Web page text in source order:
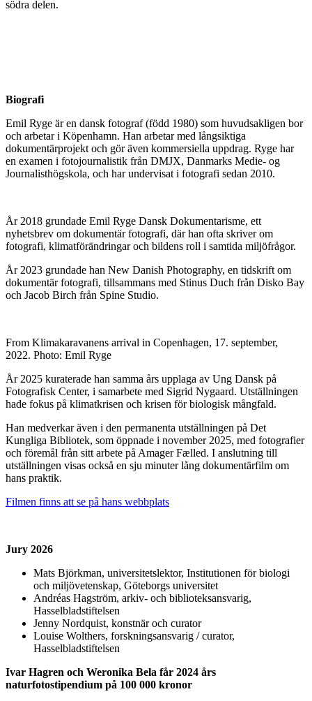
södra delen.
Biografi
Emil Ryge är en dansk fotograf (född 1980) som huvudsakligen bor
och arbetar i Köpenhamn. Han arbetar med långsiktiga
dokumentärprojekt och gör även kommersiella uppdrag. Ryge har
en examen i fotojournalistik från DMJX, Danmarks Medie- og
Journalisthögskola, och har undervisat i fotografi sedan 2010.
År 2018 grundade Emil Ryge Dansk Dokumentarisme, ett
nyhetsbrev om dokumentär fotografi, där han ofta skriver om
fotografi, klimatförändringar och bildens roll i samtida miljöfrågor.
År 2023 grundade han New Danish Photography, en tidskrift om
dokumentär fotografi, tillsammans med Stinus Duch från Disko Bay
och Jacob Birch från Spine Studio.
From Klimakaravanens arrival in Copenhagen, 17. september,
2022. Photo: Emil Ryge
År 2025 kuraterade han samma års upplaga av Ung Dansk på
Fotografisk Center, i samarbete med Sigrid Nygaard. Utställningen
hade fokus på klimatkrisen och krisen för biologisk mångfald.
Han medverkar även i den permanenta utställningen på Det
Kungliga Bibliotek, som öppnade i november 2025, med fotografier
och föremål från sitt arbete på Amager Fælled. I anslutning till
utställningen visas också en sju minuter lång dokumentärfilm om
hans praktik.
Filmen finns att se på hans webbplats
Jury 2026
Mats Björkman, universitetslektor, Institutionen för biologi
och miljövetenskap, Göteborgs universitet
Andréas Hagström, arkiv- och biblioteksansvarig,
Hasselbladstiftelsen
Jenny Nordquist, konstnär och curator
Louise Wolthers, forskningsansvarig / curator,
Hasselbladstiftelsen
Ivar Hagren och Weronika Bela får 2024 års
naturfotostipendium på 100 000 kronor